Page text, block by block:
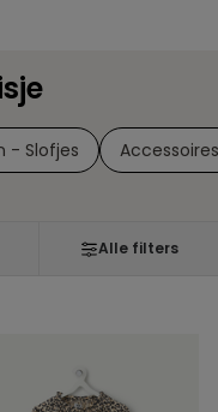
- Slofjes Accessoires
Alle filters